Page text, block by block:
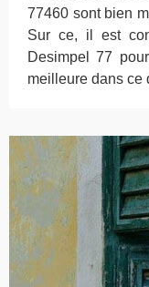
77460 sont bien
Sur ce, il est
Desimpel 77
meilleure dans ce